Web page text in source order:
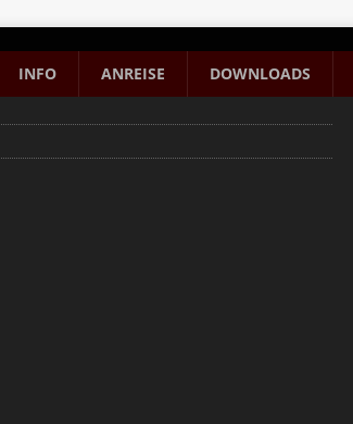
INFO ANREISE DOWNLOADS